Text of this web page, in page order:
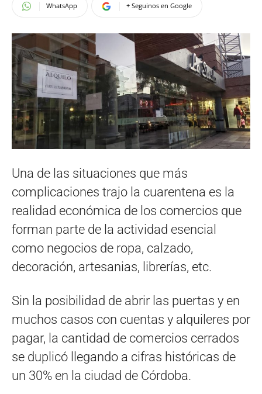
WhatsApp + Seguinos en Google
Una de las situaciones que más
complicaciones trajo la cuarentena es la
realidad económica de los comercios que
forman parte de la actividad esencial
como negocios de ropa, calzado,
decoración, artesanias, librerías, etc.
Sin la posibilidad de abrir las puertas y en
muchos casos con cuentas y alquileres por
pagar, la cantidad de comercios cerrados
se duplicó llegando a cifras históricas de
un 30% en la ciudad de Córdoba.